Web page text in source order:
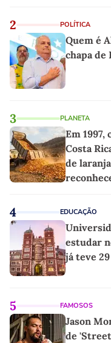
2 POLÍTICA
Quem é
chapa de
3 PLANETA
Em
Costa
de
4 EDUCAÇÃO
estudar
já teve
5 FAMOSOS
Jason
de